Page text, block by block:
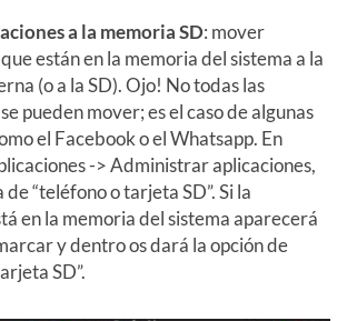
a la memoria SD: mover
están en la memoria del sistema a la
(o a la SD). Ojo! No todas las
pueden mover; es el caso de algunas
el Facebook o el Whatsapp. En
-> Administrar aplicaciones,
de “teléfono o tarjeta SD”. Si la
en la memoria del sistema aparecerá
y dentro os dará la opción de
SD”.